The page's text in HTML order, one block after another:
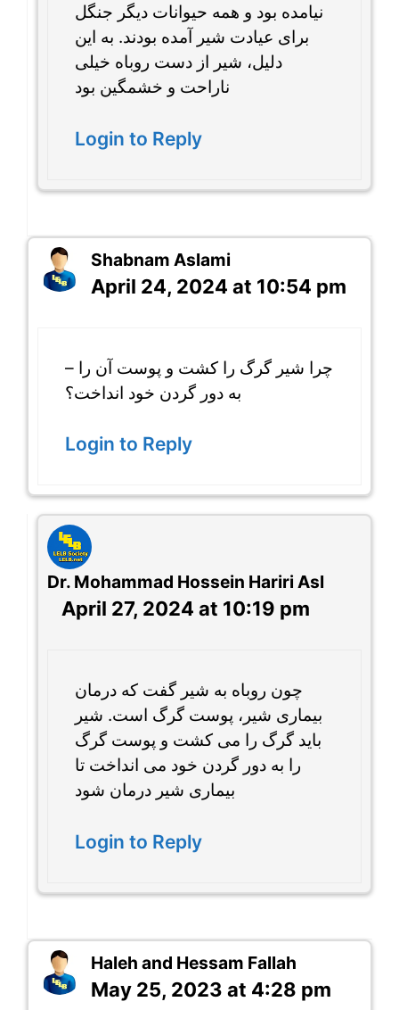
نیامده بود و همه حیوانات دیگر جنگل
برای عیادت شیر آمده بودند. به این
دلیل، شیر از دست روباه خیلی
ناراحت و خشمگین بود
Login to Reply
Shabnam Aslami
April 24, 2024 at 10:54 pm
– چرا شیر گرگ را کشت و پوست آن را
به دور گردن خود انداخت؟
Login to Reply
Dr. Mohammad Hossein Hariri Asl
April 27, 2024 at 10:19 pm
چون روباه به شیر گفت که درمان
بیماری شیر، پوست گرگ است. شیر
باید گرگ را می کشت و پوست گرگ
را به دور گردن خود می انداخت تا
بیماری شیر درمان شود
Login to Reply
Haleh and Hessam Fallah
May 25, 2023 at 4:28 pm